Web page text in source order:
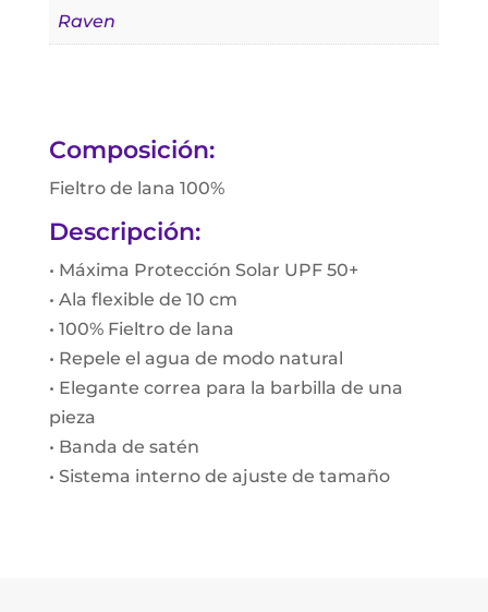
Raven
Composición:
Fieltro de lana 100%
Descripción:
• Máxima Protección Solar UPF 50+
• Ala flexible de 10 cm
• 100% Fieltro de lana
• Repele el agua de modo natural
• Elegante correa para la barbilla de una
pieza
• Banda de satén
• Sistema interno de ajuste de tamaño